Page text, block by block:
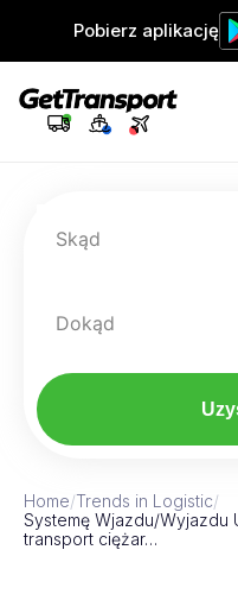
Pobierz aplikację
Skąd
Dokąd
Home/Trends in Logistic/
Systemę Wjazdu/Wyjazdu
transport ciężar…